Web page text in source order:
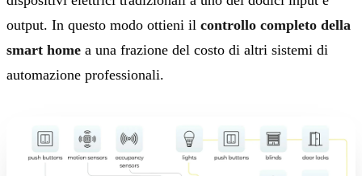
output. In questo modo ottieni il controllo completo della
smart home a una frazione del costo di altri sistemi di
automazione professionali.